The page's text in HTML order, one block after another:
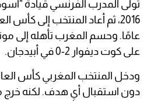
تولى المدرب الفرنسي قيادة
على كوت ديفوار 2-0 في أبيدجان.
ودخل المنتخب المغربي كأس
دون استقبال أي هدف. لكنه خرج